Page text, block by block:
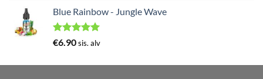
5.00
/ 5
Blue Rainbow - Jungle Wave
Arvostelu
€6.90sis. alv